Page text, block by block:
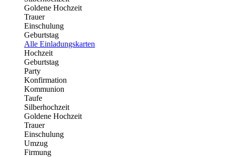
Goldene Hochzeit
Trauer
Einschulung
Geburtstag
Alle Einladungskarten
Hochzeit
Geburtstag
Party
Konfirmation
Kommunion
Taufe
Silberhochzeit
Goldene Hochzeit
Trauer
Einschulung
Umzug
Firmung